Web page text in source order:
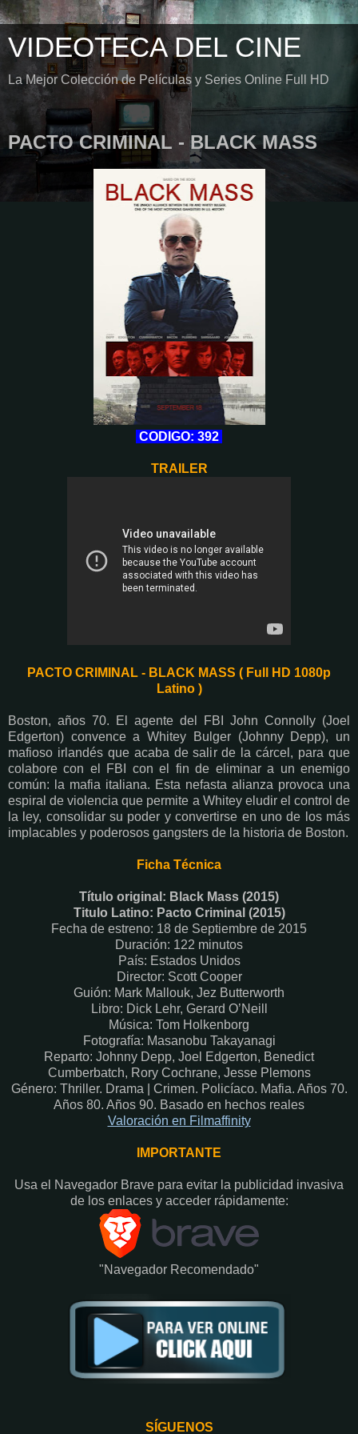
VIDEOTECA DEL CINE
La Mejor Colección de Películas y Series Online Full HD
PACTO CRIMINAL - BLACK MASS
CODIGO: 392
TRAILER
PACTO CRIMINAL - BLACK MASS ( Full HD 1080p
Latino )
Boston, años 70. El agente del FBI John Connolly (Joel
Edgerton) convence a Whitey Bulger (Johnny Depp), un
mafioso irlandés que acaba de salir de la cárcel, para que
colabore con el FBI con el fin de eliminar a un enemigo
común: la mafia italiana. Esta nefasta alianza provoca una
espiral de violencia que permite a Whitey eludir el control de
la ley, consolidar su poder y convertirse en uno de los más
implacables y poderosos gangsters de la historia de Boston.
Ficha Técnica
Título original: Black Mass (2015)
Titulo Latino: Pacto Criminal (2015)
Fecha de estreno: 18 de Septiembre de 2015
Duración: 122 minutos
País: Estados Unidos
Director: Scott Cooper
Guión: Mark Mallouk, Jez Butterworth
Libro: Dick Lehr, Gerard O’Neill
Música: Tom Holkenborg
Fotografía: Masanobu Takayanagi
Reparto: Johnny Depp, Joel Edgerton, Benedict
Cumberbatch, Rory Cochrane, Jesse Plemons
Género: Thriller. Drama | Crimen. Policíaco. Mafia. Años 70.
Años 80. Años 90. Basado en hechos reales
Valoración en Fi lmaffinity
IMPORTANTE
Usa el Navegador Brave para evitar la publicidad invasiva
de los enlaces y acceder rápidamente:​
"Navegador Recomendado"
SÍGUENOS